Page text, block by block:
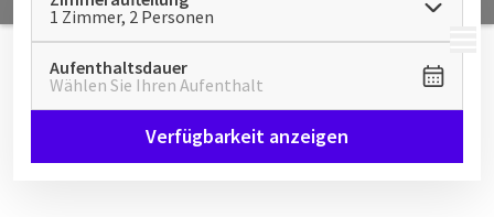
MENÜ
1 Zimmer, 2 Personen
Aufenthaltsdauer
Wählen Sie Ihren Aufenthalt
Verfügbarkeit anzeigen